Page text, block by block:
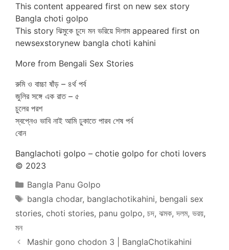
This content appeared first on new sex story
Bangla choti golpo
This story ঝিমুকে চুদে মন ভরিয়ে দিলাম appeared first on
newsexstorynew bangla choti kahini
More from Bengali Sex Stories
রুমি ও বাচ্চা ষাঁড় – ৪র্থ পর্ব
জুলির সঙ্গে এক রাত – ৫
চুলের পরশ
স্বপ্নেও ভাবি নাই আমি ঢুকাতে পারব শেষ পর্ব
বোন
Banglachoti golpo – chotie golpo for choti lovers
© 2023
Categories
Bangla Panu Golpo
Tags
bangla chodar, banglachotikahini, bengali sex
stories, choti stories, panu golpo, চদ, ঝমক,দলম, ভরয়,
মন
Mashir gono chodon 3 | BanglaChotikahini